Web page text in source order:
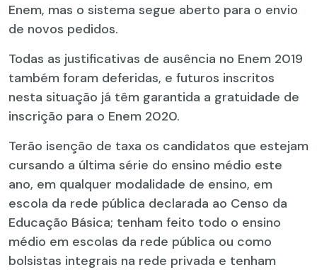
Enem, mas o sistema segue aberto para o envio
de novos pedidos.
Todas as justificativas de ausência no Enem 2019
também foram deferidas, e futuros inscritos
nesta situação já têm garantida a gratuidade de
inscrição para o Enem 2020.
Terão isenção de taxa os candidatos que estejam
cursando a última série do ensino médio este
ano, em qualquer modalidade de ensino, em
escola da rede pública declarada ao Censo da
Educação Básica; tenham feito todo o ensino
médio em escolas da rede pública ou como
bolsistas integrais na rede privada e tenham